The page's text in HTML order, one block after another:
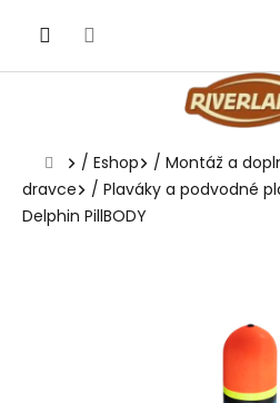
Domov
/ Eshop / Montáž a
dravce
/ Plaváky a podvodné
Delphin PillBODY